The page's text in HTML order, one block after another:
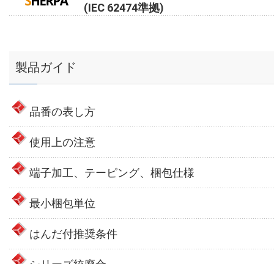
(IEC 62474準拠)
製品ガイド
品番の表し方
使用上の注意
端子加工、テーピング、梱包仕様
最小梱包単位
はんだ付推奨条件